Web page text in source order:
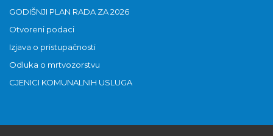
GODIŠNJI PLAN RADA ZA 2026
Otvoreni podaci
Izjava o pristupačnosti
Odluka o mrtvozorstvu
CJENICI KOMUNALNIH USLUGA